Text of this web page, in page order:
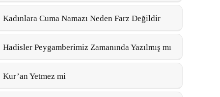
Kadınlara Cuma Namazı Neden Farz Değildir
Hadisler Peygamberimiz Zamanında Yazılmış mı
Kur’an Yetmez mi